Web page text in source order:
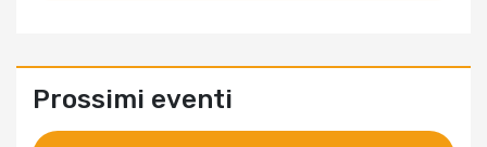
Prossimi eventi